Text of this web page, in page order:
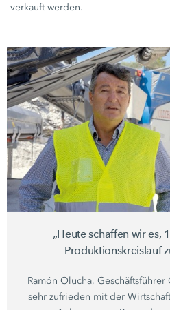
verkauft werden.
„Heute schaffen wir es,
Produktionskreislauf
Ramón Olucha, Geschäftsführer
sehr zufrieden mit der